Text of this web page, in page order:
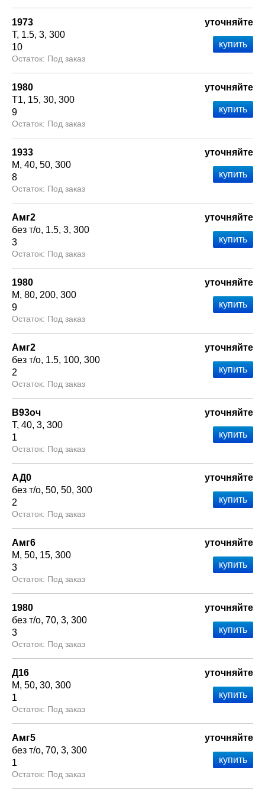
1973
Т 1.5 3 300
10
Под заказ
уточняйте
1980
Т1 15 30 300
9
Под заказ
уточняйте
1933
М 40 50 300
8
Под заказ
уточняйте
Амг2
без т/о 1.5 3 300
3
Под заказ
уточняйте
1980
М 80 200 300
9
Под заказ
уточняйте
Амг2
без т/о 1.5 100 300
2
Под заказ
уточняйте
В93оч
Т 40 3 300
1
Под заказ
уточняйте
АД0
без т/о 50 50 300
2
Под заказ
уточняйте
Амг6
М 50 15 300
3
Под заказ
уточняйте
1980
без т/о 70 3 300
3
Под заказ
уточняйте
Д16
М 50 30 300
1
Под заказ
уточняйте
Амг5
без т/о 70 3 300
1
Под заказ
уточняйте